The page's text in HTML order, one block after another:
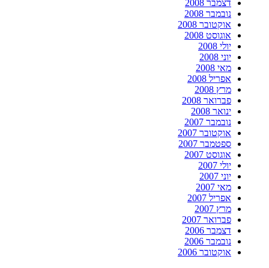
דצמבר 2008
נובמבר 2008
אוקטובר 2008
אוגוסט 2008
יולי 2008
יוני 2008
מאי 2008
אפריל 2008
מרץ 2008
פברואר 2008
ינואר 2008
נובמבר 2007
אוקטובר 2007
ספטמבר 2007
אוגוסט 2007
יולי 2007
יוני 2007
מאי 2007
אפריל 2007
מרץ 2007
פברואר 2007
דצמבר 2006
נובמבר 2006
אוקטובר 2006